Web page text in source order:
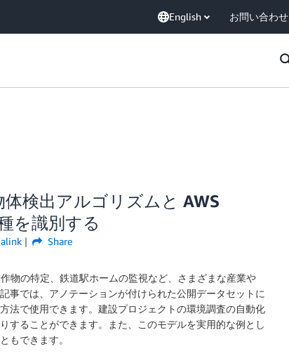
English お問い合わせ
検出アルゴリズムと AWS
を識別する
Share
物の特定、鉄道駅ホームの監視など、さまざまな産業や
事では、アノテーションが付けられた公開データセットに
法で使用できます。建設プロジェクトの環境調査の自動化
することができます。また、このモデルを実用的な例とし
もできます。